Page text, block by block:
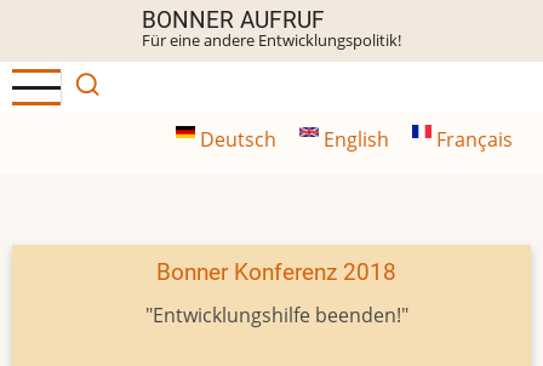
Inhalt
BONNER AUFRUF
Für eine andere Entwicklungspolitik!
Deutsch English Français
Bonner Konferenz 2018
"Entwicklungshilfe beenden!"